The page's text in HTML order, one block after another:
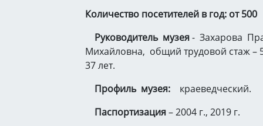
Количество посетителей в год: от
Руководитель музея- Захарова
Михайловна, общий трудовой стаж –
37 лет.
Профиль музея: краеведческий.
Паспортизация– 2004 г., 2019 г.